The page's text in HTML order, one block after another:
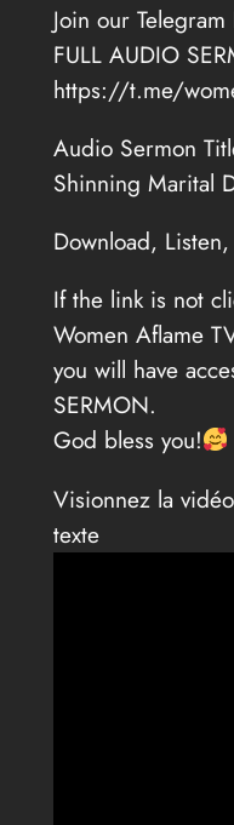
Join our
FULL AUDIO
https://t.me/
Audio Sermon
Shinning Marital
Download,
If the link is not
Women Aflame
you will have
SERMON.
God bless you!
Visionnez la
texte